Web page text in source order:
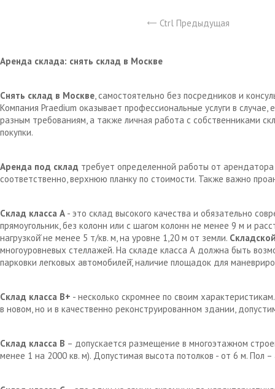
Ctrl Предыдущая
Аренда склада: снять склад в Москве
Снять склад в Москве, самостоятельно без посредников и
Компания Praedium оказывает профессиональные услуги в
разным требованиям, а также личная работа с собственниками
покупки.
Аренда под склад требует определенной работы от
соответственно, верхнюю планку по стоимости. Также важно
Склад класса А - это склад высокого качества и обязательно
прямоугольник, без колонн или с шагом колонн не менее 9 м и
нагрузкой̆ не менее 5 т/кв. м, на уровне 1,20 м от земли.
многоуровневых стеллажей. На складе класса А должна быть
парковки легковых автомобилей̆, наличие площадок для
Склад класса В+ - несколько скромнее по своим
в новом, но и в качественно реконструированном здании,
Склад класса В – допускается размещение в многоэтажном
менее 1 на 2000 кв. м). Допустимая высота потолков - от 6 м. Пол